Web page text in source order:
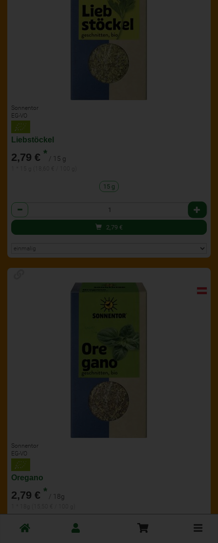
Sonnentor
EG-VO
Liebstöckel
2,79 € * / 15 g
15 g
Anzahl
2,79 €
Sonnentor
EG-VO
Oregano
2,79 € * / 18g
Toggle